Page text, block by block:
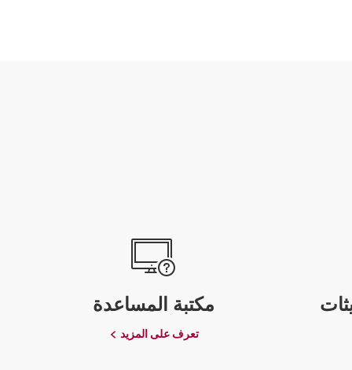
مكتبة المساعدة
تعرف على المزيد